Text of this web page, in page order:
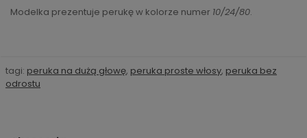
Modelka prezentuje perukę w kolorze numer 10/24/80.
tagi: peruka na dużą głowę, peruka proste włosy, peruka bez
odrostu